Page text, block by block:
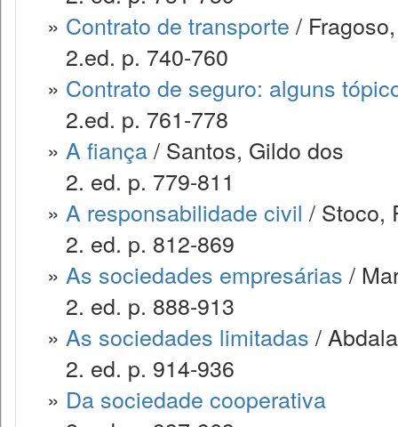
» Contrato de transporte /
2.ed. p. 740-760
» Contrato de seguro: alguns
2.ed. p. 761-778
» A fiança/ Santos, Gildo dos
2. ed. p. 779-811
» A responsabilidade civil / Stoco,
2. ed. p. 812-869
» As sociedades empresárias /
2. ed. p. 888-913
» As sociedades limitadas /
2. ed. p. 914-936
» Da sociedade cooperativa